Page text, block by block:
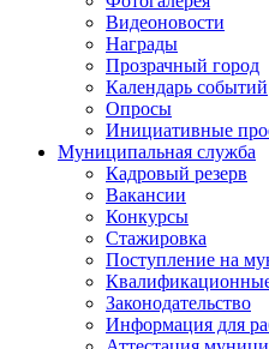
Видеоновости
Награды
Прозрачный город
Календарь событий
Опросы
Инициативные
Муниципальная служба
Кадровый резерв
Вакансии
Конкурсы
Стажировка
Поступление на
Законодательство
Информация для